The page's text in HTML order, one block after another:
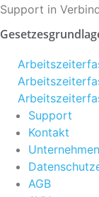
Support in
Support
Kontakt
Unternehmen
AGB